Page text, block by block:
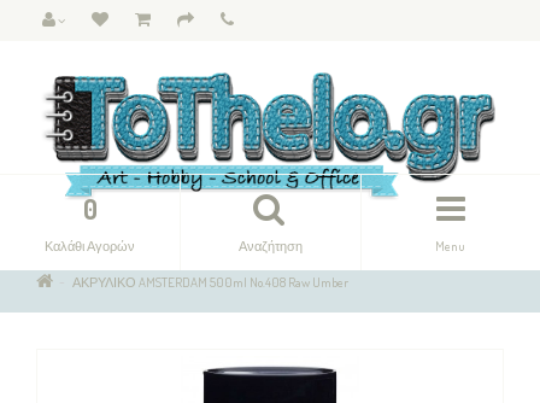
Menu
Αναζήτηση
0
Καλάθι Αγορών
ΑΚΡΥΛΙΚΟ AMSTERDAM 500ml No.408 Raw Umber